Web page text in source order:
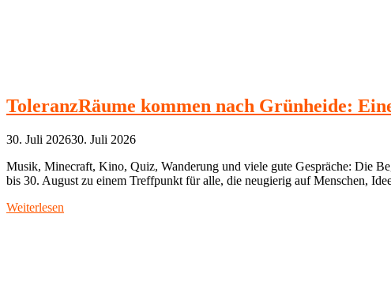
ToleranzRäume kommen nach Grünheide:
30. Juli 202630. Juli 2026
Musik, Minecraft, Kino, Quiz, Wanderung und viele gute Gespräche: Die
bis 30. August zu einem Treffpunkt für alle, die neugierig auf Menschen,
Weiterlesen